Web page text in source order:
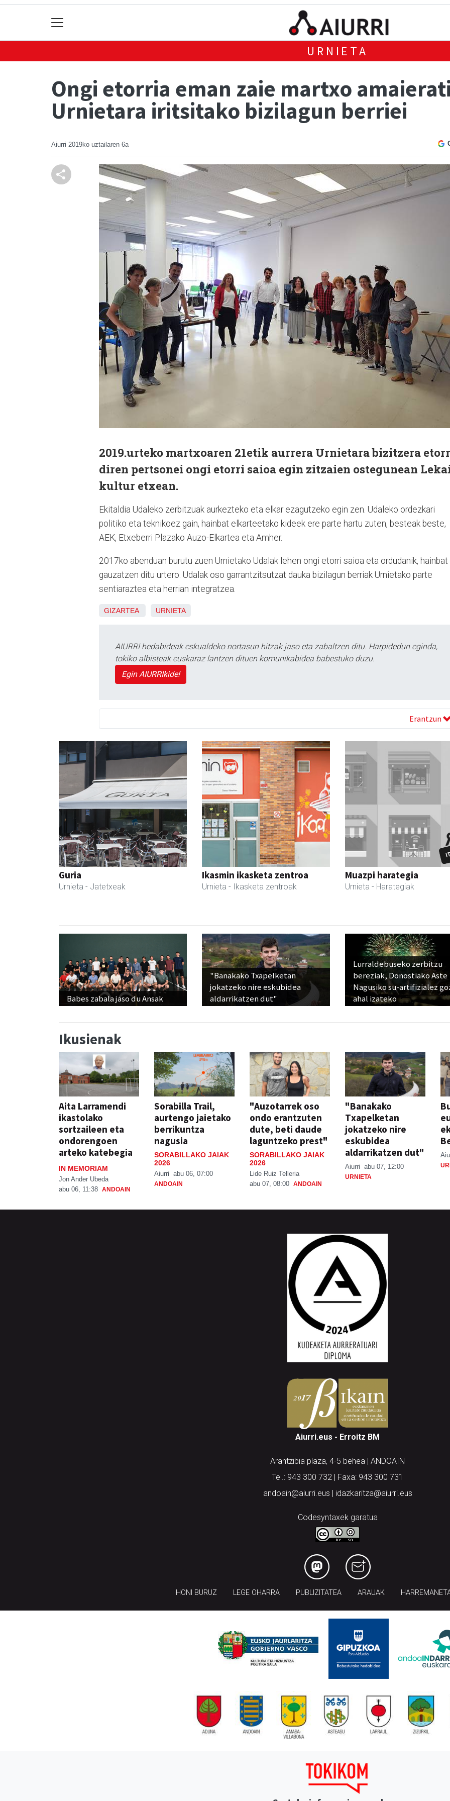
URNIETA
Ongi etorria eman zaie martxo
Urnietara iritsitako bizilagun berriei
Aiurri 2019ko uztailaren 6a
2019.urteko martxoaren 21etik aurrera Urnietara bizitzera
diren pertsonei ongi etorri saioa egin zitzaien ostegunean
kultur etxean.
Ekitaldia Udaleko zerbitzuak aurkezteko eta elkar ezagutzeko egin zen. Udaleko ordezkari
politiko eta teknikoez gain, hainbat elkarteetako kideek ere parte hartu zuten, besteak beste,
AEK, Etxeberri Plazako Auzo-Elkartea eta Amher.
2017ko abenduan burutu zuen Urnietako Udalak lehen ongi etorri saioa eta ordudanik, hainbat
gauzatzen ditu urtero. Udalak oso garrantzitsutzat dauka bizilagun berriak Urnietako parte
sentiaraztea eta herrian integratzea.
GIZARTEA URNIETA
AIURRI hedabideak eskualdeko nortasun hitzak jaso eta zabaltzen ditu. Harpidedun eginda,
tokiko albisteak euskaraz lantzen dituen komunikabidea babestuko duzu.
Egin AIURRIkide!
Erantzun
Guria
Urnieta - Jatetxeak
Ikasmin ikasketa zentroa
Urnieta - Ikasketa zentroak
Muazpi harategia
Urnieta - Harategiak
Babes zabala jaso du Ansak
"Banakako Txapelketan
jokatzeko nire eskubidea
aldarrikatzen dut"
Lurraldebuseko zerbitzu
bereziak, Donostiako Aste
Nagusiko su-artifizialez
ahal izateko
Ikusienak
Aita Larramendi
ikastolako
sortzaileen eta
ondorengoen
arteko katebegia
IN MEMORIAM
Jon Ander Ubeda
abu 06, 11:38 ANDOAIN
Sorabilla Trail,
aurtengo jaietako
berrikuntza
nagusia
SORABILLAKO JAIAK
2026
Aiurri abu 06, 07:00
ANDOAIN
"Auzotarrek oso
ondo erantzuten
dute, beti daude
laguntzeko prest"
SORABILLAKO JAIAK
2026
Lide Ruiz Telleria
abu 07, 08:00 ANDOAIN
"Banakako
Txapelketan
jokatzeko nire
eskubidea
aldarrikatzen dut"
Aiurri abu 07, 12:00
URNIETA
Aiurri.eus - Erroitz BM
Arantzibia plaza, 4-5 behea | ANDOAIN
Tel.: 943 300 732 | Faxa: 943 300 731
andoain@aiurri.eus | idazkaritza@aiurri.eus
Codesyntaxek garatua
HONI BURUZ LEGE OHARRA PUBLIZITATEA ARAUAK